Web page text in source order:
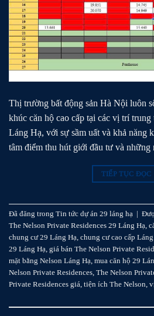
Thị trường bất động sản Hà Nội luôn
khúc căn hộ cao cấp tại các vị trí
Láng Hạ, với sự sầm uất và khả năng
tâm điểm thu hút giới đầu tư và
TIẾP TỤC ĐỌC
Đã đăng trong Tin tức dự án 29 láng hạ
The Nelson Private Residences 29 Láng Hạ,
chung cư 29 Láng Hạ, chung cư cao cấp
29 Láng Hạ, giá bán The Nelson Private
mặt bằng Nelson Láng Hạ, mua căn hộ 29
Nelson Private Residences, The Nelson
Private Residences giá, tiện ích The Nelson,